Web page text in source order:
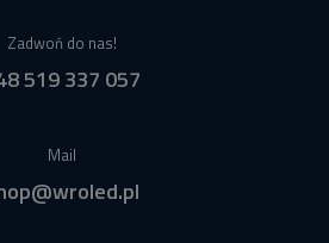
Zadwoń do nas!
519 337 057
Mail